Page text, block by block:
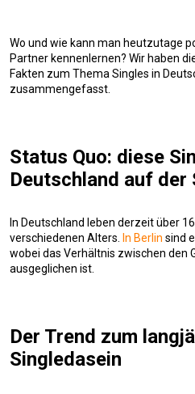
Wo und wie kann man heutzutage
Partner kennenlernen? Wir haben
Fakten zum Thema Singles in
zusammengefasst.
Status Quo: diese
Deutschland auf der
In Deutschland leben derzeit über
verschiedenen Alters.
In Berlin sind
wobei das Verhältnis zwischen den
ausgeglichen ist.
Der Trend zum
Singledasein